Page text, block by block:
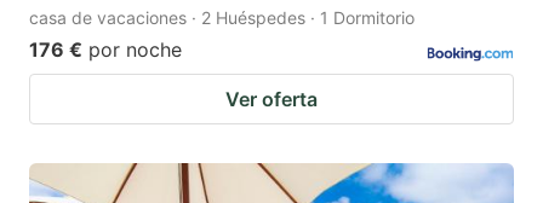
casa de vacaciones · 2 Huéspedes · 1 Dormitorio
176 € por noche
Ver oferta